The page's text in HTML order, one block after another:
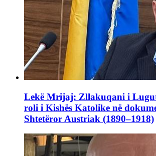
Lekë Mrijaj: Zllakuqani i
roli i Kishës Katolike në
Shtetëror Austriak (1890–1918)